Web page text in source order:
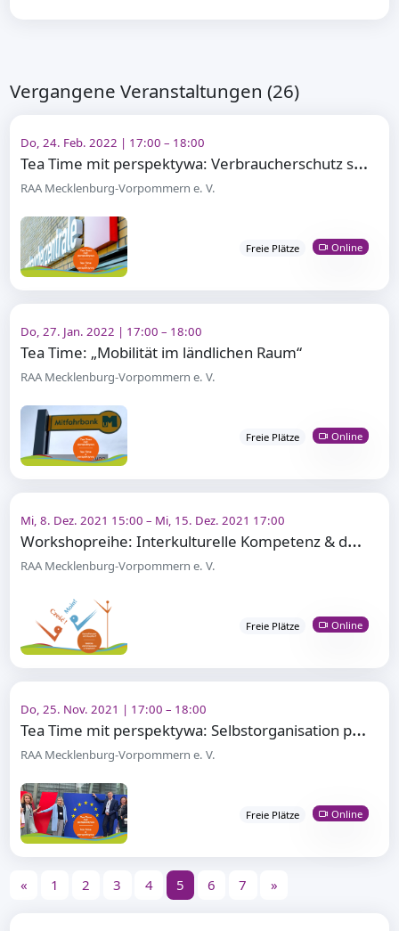
Vergangene Veranstaltungen (26)
Do, 24. Feb. 2022 | 17:00 – 18:00
T
ea Time mit perspektywa: Verbraucherschutz stärken
RAA Mecklenburg-Vorpommern e. V.
Freie Plätze Online
Do, 27. Jan. 2022 | 17:00 – 18:00
Tea Time: „Mobilität im ländlichen Raum“
RAA Mecklenburg-Vorpommern e. V.
Freie Plätze Online
Mi, 8. Dez. 2021 15:00 – Mi, 15. Dez. 2021 17:00
W
orkshopreihe: Interkulturelle Kompetenz & deutsch-polnisches Leben
RAA Mecklenburg-Vorpommern e. V.
Freie Plätze Online
Do, 25. Nov. 2021 | 17:00 – 18:00
T
ea Time mit perspektywa: Selbstorganisation polnischer Migrant*innen
RAA Mecklenburg-Vorpommern e. V.
Freie Plätze Online
« 1 2 3 4 5 6 7 »